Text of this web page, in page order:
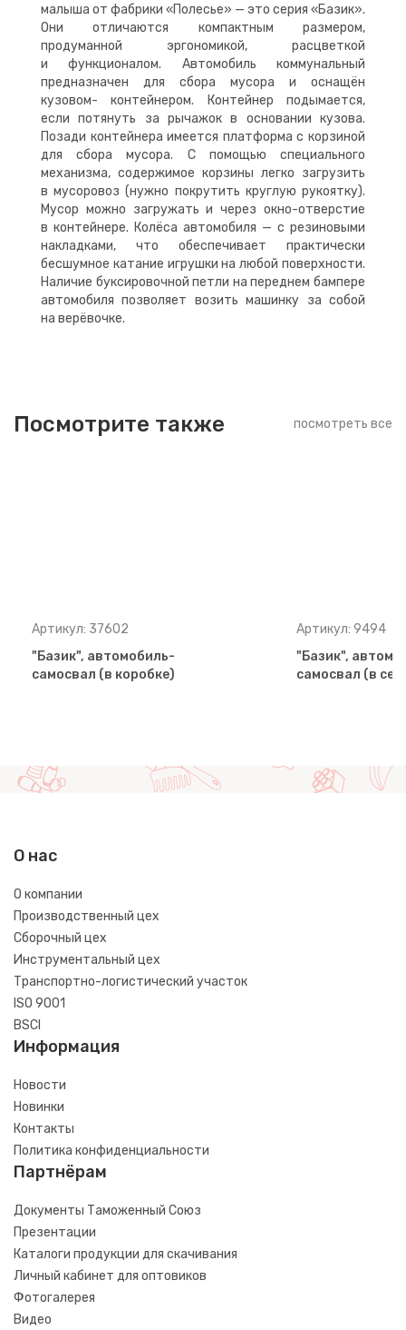
малыша от фабрики «Полесье» — это серия «Базик».
Они отличаются компактным размером,
продуманной эргономикой, расцветкой
и функционалом. Автомобиль коммунальный
предназначен для сбора мусора и оснащён
кузовом- контейнером. Контейнер подымается,
если потянуть за рычажок в основании кузова.
Позади контейнера имеется платформа с корзиной
для сбора мусора. С помощью специального
механизма, содержимое корзины легко загрузить
в мусоровоз (нужно покрутить круглую рукоятку).
Мусор можно загружать и через окно-отверстие
в контейнере. Колёса автомобиля — с резиновыми
накладками, что обеспечивает практически
бесшумное катание игрушки на любой поверхности.
Наличие буксировочной петли на переднем бампере
автомобиля позволяет возить машинку за собой
на верёвочке.
Посмотрите также посмотреть все
Артикул: 37602
"Базик", автомобиль-
самосвал (в коробке)
Артикул: 9494
"Базик",
самосвал (в
О нас
О компании
Производственный цех
Сборочный цех
Инструментальный цех
Транспортно-логистический участок
ISO 9001
BSCI
Информация
Новости
Новинки
Контакты
Политика конфиденциальности
Партнёрам
Документы Таможенный Союз
Презентации
Каталоги продукции для скачивания
Личный кабинет для оптовиков
Фотогалерея
Видео